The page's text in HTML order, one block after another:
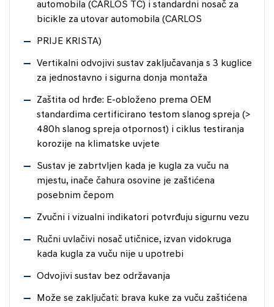
automobila (CARLOS TC) i standardni nosač za
bicikle za utovar automobila (CARLOS
PRIJE KRISTA)
Vertikalni odvojivi sustav zaključavanja s 3 kuglice
za jednostavno i sigurna donja montaža
Zaštita od hrđe: E-obloženo prema OEM
standardima certificirano testom slanog spreja (>
480h slanog spreja otpornost) i ciklus testiranja
korozije na klimatske uvjete
Sustav je zabrtvljen kada je kugla za vuču na
mjestu, inače čahura osovine je zaštićena
posebnim čepom
Zvučni i vizualni indikatori potvrđuju sigurnu vezu
Ručni uvlačivi nosač utičnice, izvan vidokruga
kada kugla za vuču nije u upotrebi
Odvojivi sustav bez održavanja
Može se zaključati: brava kuke za vuču zaštićena